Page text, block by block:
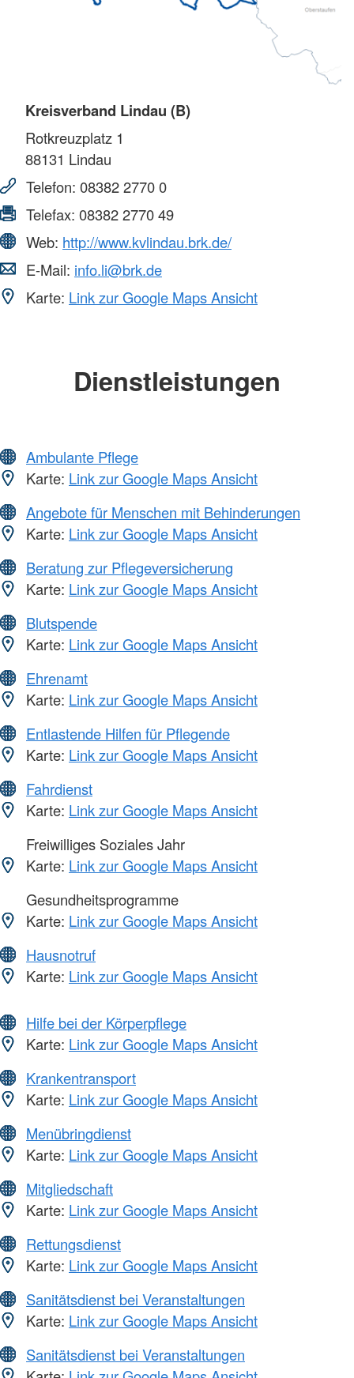
Kreisverband Lindau (B)
Rotkreuzplatz 1
88131 Lindau
Telefon: 08382 2770 0
Telefax: 08382 2770 49
Web: http://www.kvlindau.brk.de/
E-Mail: info.li@brk.de
Karte: Link zur Google Maps Ansicht
Dienstleistungen
Ambulante Pflege
Karte: Link zur Google Maps Ansicht
Angebote für Menschen mit Behinderungen
Karte: Link zur Google Maps Ansicht
Beratung zur Pflegeversicherung
Karte: Link zur Google Maps Ansicht
Blutspende
Karte: Link zur Google Maps Ansicht
Ehrenamt
Karte: Link zur Google Maps Ansicht
Entlastende Hilfen für Pflegende
Karte: Link zur Google Maps Ansicht
Fahrdienst
Karte: Link zur Google Maps Ansicht
Freiwilliges Soziales Jahr
Karte: Link zur Google Maps Ansicht
Gesundheitsprogramme
Karte: Link zur Google Maps Ansicht
Hausnotruf
Karte: Link zur Google Maps Ansicht
Hilfe bei der Körperpflege
Karte: Link zur Google Maps Ansicht
Krankentransport
Karte: Link zur Google Maps Ansicht
Menübringdienst
Karte: Link zur Google Maps Ansicht
Mitgliedschaft
Karte: Link zur Google Maps Ansicht
Rettungsdienst
Karte: Link zur Google Maps Ansicht
Sanitätsdienst bei Veranstaltungen
Karte: Link zur Google Maps Ansicht
Sanitätsdienst bei Veranstaltungen